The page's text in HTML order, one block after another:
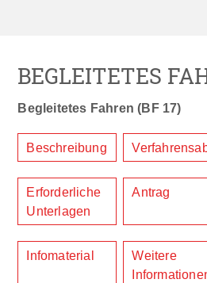
BEGLEITETES
Begleitetes Fahren (BF 17)
Beschreibung
Erforderliche
Unterlagen
Antrag
Infomaterial
Weitere